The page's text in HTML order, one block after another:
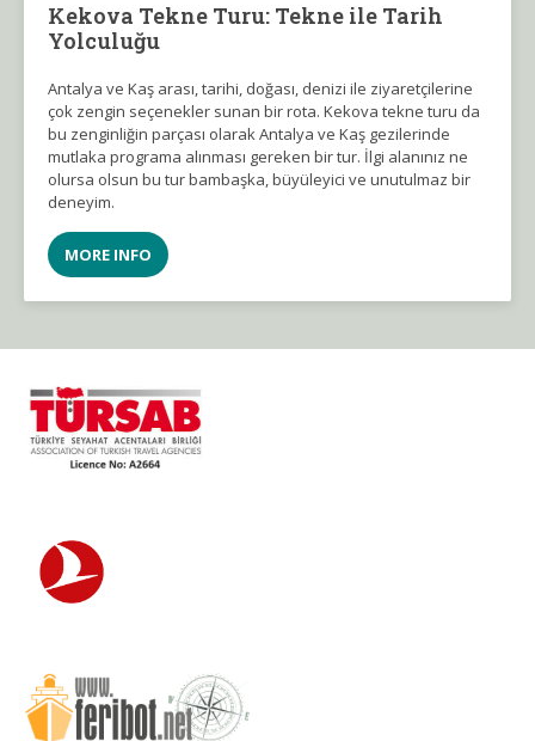
Kekova Tekne Turu: Tekne ile Tarih
Yolculuğu
Antalya ve Kaş arası, tarihi, doğası, denizi ile ziyaretçilerine
çok zengin seçenekler sunan bir rota. Kekova tekne turu da
bu zenginliğin parçası olarak Antalya ve Kaş gezilerinde
mutlaka programa alınması gereken bir tur. İlgi alanınız ne
olursa olsun bu tur bambaşka, büyüleyici ve unutulmaz bir
deneyim.
MORE INFO